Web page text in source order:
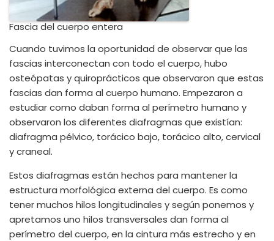
Fascia del cuerpo entera
Cuando tuvimos la oportunidad de observar que las
fascias interconectan con todo el cuerpo, hubo
osteópatas y quiroprácticos que observaron que estas
fascias dan forma al cuerpo humano. Empezaron a
estudiar como daban forma al perímetro humano y
observaron los diferentes diafragmas que existían:
diafragma pélvico, torácico bajo, torácico alto, cervical
y craneal.
Estos diafragmas están hechos para mantener la
estructura morfológica externa del cuerpo. Es como
tener muchos hilos longitudinales y según ponemos y
apretamos uno hilos transversales dan forma al
perímetro del cuerpo, en la cintura más estrecho y en